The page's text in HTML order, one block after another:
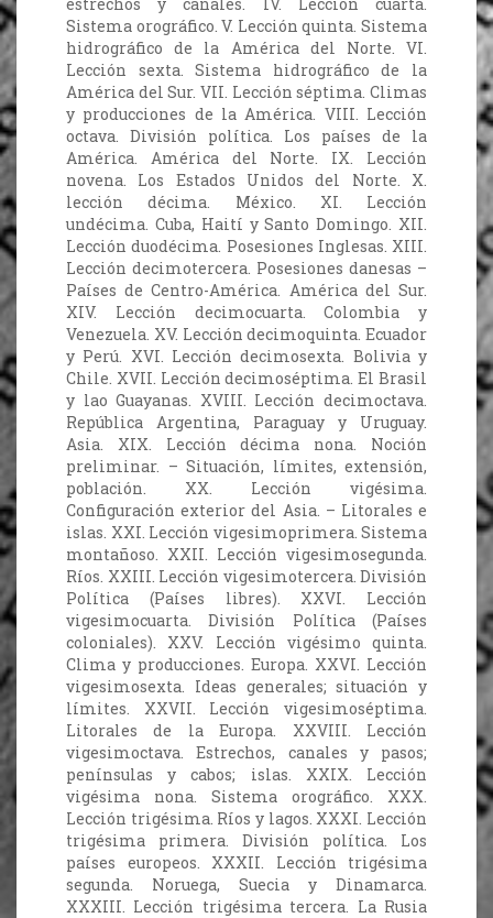
estrechos y canales. IV. Lección cuarta.
Sistema orográfico. V. Lección quinta. Sistema
hidrográfico de la América del Norte. VI.
Lección sexta. Sistema hidrográfico de la
América del Sur. VII. Lección séptima. Climas
y producciones de la América. VIII. Lección
octava. División política. Los países de la
América. América del Norte. IX. Lección
novena. Los Estados Unidos del Norte. X.
lección décima. México. XI. Lección
undécima. Cuba, Haití y Santo Domingo. XII.
Lección duodécima. Posesiones Inglesas. XIII.
Lección decimotercera. Posesiones danesas –
Países de Centro-América. América del Sur.
XIV. Lección decimocuarta. Colombia y
Venezuela. XV. Lección decimoquinta. Ecuador
y Perú. XVI. Lección decimosexta. Bolivia y
Chile. XVII. Lección decimoséptima. El Brasil
y lao Guayanas. XVIII. Lección decimoctava.
República Argentina, Paraguay y Uruguay.
Asia. XIX. Lección décima nona. Noción
preliminar. – Situación, límites, extensión,
población. XX. Lección vigésima.
Configuración exterior del Asia. – Litorales e
islas. XXI. Lección vigesimoprimera. Sistema
montañoso. XXII. Lección vigesimosegunda.
Ríos. XXIII. Lección vigesimotercera. División
Política (Países libres). XXVI. Lección
vigesimocuarta. División Política (Países
coloniales). XXV. Lección vigésimo quinta.
Clima y producciones. Europa. XXVI. Lección
vigesimosexta. Ideas generales; situación y
límites. XXVII. Lección vigesimoséptima.
Litorales de la Europa. XXVIII. Lección
vigesimoctava. Estrechos, canales y pasos;
penínsulas y cabos; islas. XXIX. Lección
vigésima nona. Sistema orográfico. XXX.
Lección trigésima. Ríos y lagos. XXXI. Lección
trigésima primera. División política. Los
países europeos. XXXII. Lección trigésima
segunda. Noruega, Suecia y Dinamarca.
XXXIII. Lección trigésima tercera. La Rusia